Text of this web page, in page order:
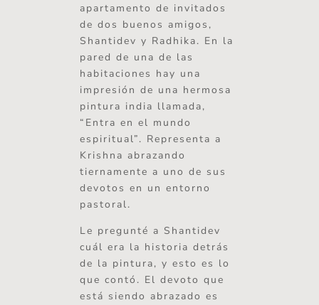
apartamento de invitados
de dos buenos amigos,
Shantidev y Radhika. En la
pared de una de las
habitaciones hay una
impresión de una hermosa
pintura india llamada,
“Entra en el mundo
espiritual”. Representa a
Krishna abrazando
tiernamente a uno de sus
devotos en un entorno
pastoral.
Le pregunté a Shantidev
cuál era la historia detrás
de la pintura, y esto es lo
que contó. El devoto que
está siendo abrazado es